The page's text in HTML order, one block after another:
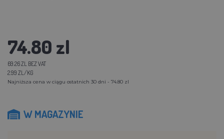
74.80 zl
69.26 ZL BEZ VAT
2.99 ZL/KG
Najniższa cena w ciągu ostatnich 30 dni - 74.80 zl
W MAGAZYNIE